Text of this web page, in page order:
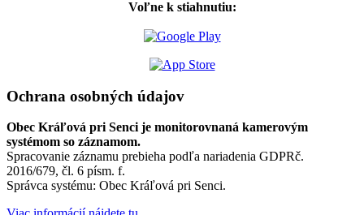
Voľne k stiahnutiu:
Ochrana osobných údajov
Obec Kráľová pri Senci je monitorovnaná kamerovým
systémom so záznamom.
Spracovanie záznamu prebieha podľa nariadenia GDPRč.
2016/679, čl. 6 písm. f.
Správca systému: Obec Kráľová pri Senci.